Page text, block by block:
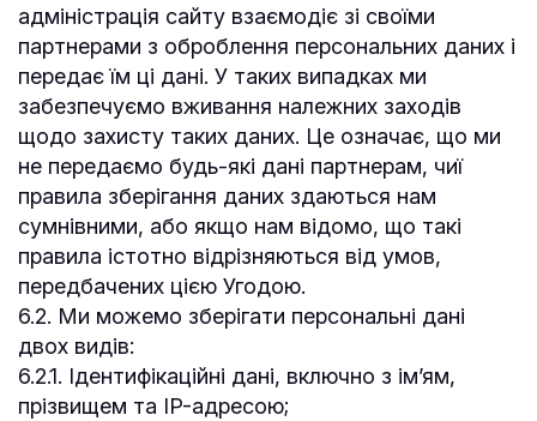
адміністрація сайту взаємодіє зі своїми
партнерами з оброблення персональних даних і
передає їм ці дані. У таких випадках ми
забезпечуємо вживання належних заходів
щодо захисту таких даних. Це означає, що ми
не передаємо будь-які дані партнерам, чиї
правила зберігання даних здаються нам
сумнівними, або якщо нам відомо, що такі
правила істотно відрізняються від умов,
передбачених цією Угодою.
6.2. Ми можемо зберігати персональні дані
двох видів:
6.2.1. Ідентифікаційні дані, включно з ім’ям,
прізвищем та IP-адресою;